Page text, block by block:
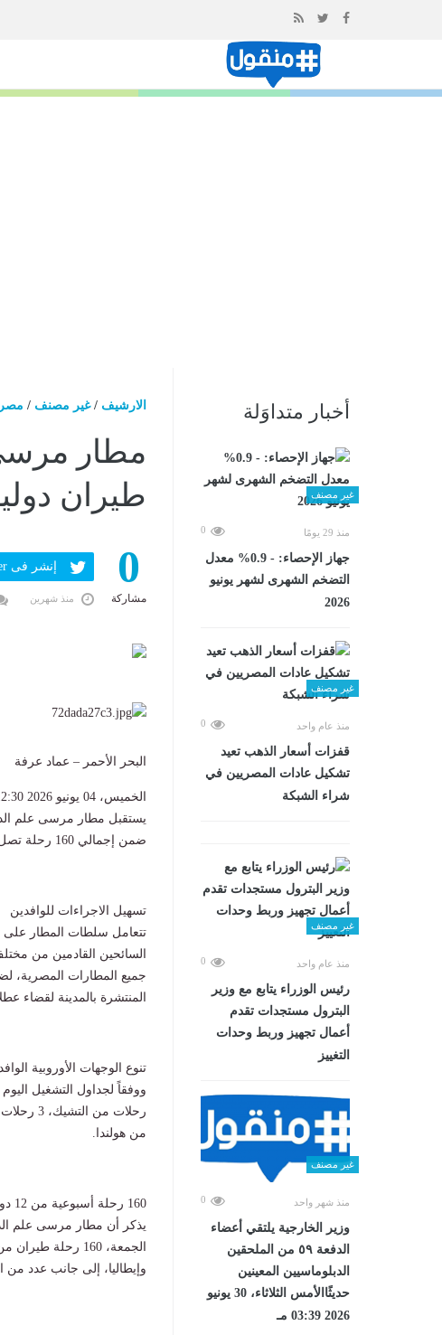
المحتوى
أخبار متداوَلة
غير مصنف
منذ 29 يومًا 0
جهاز الإحصاء: - 0.9% معدل
التضخم الشهرى لشهر يونيو
2026
غير مصنف
منذ عام واحد 0
قفزات أسعار الذهب تعيد
تشكيل عادات المصريين في
شراء الشبكة
غير مصنف
منذ عام واحد 0
رئيس الوزراء يتابع مع وزير
البترول مستجدات تقدم
أعمال تجهيز وربط وحدات
التغييز
غير مصنف
منذ شهر واحد 0
وزير الخارجية يلتقي أعضاء
الدفعة ٥٩ من الملحقين
الدبلوماسيين المعينين
حديثًاالأمس الثلاثاء، 30 يونيو
2026 03:39 مـ
الارشيف /غير مصنف / مصر
طيران
0
مشاركة
إنشر فى Twitter
منذ شهرين
البحر الأحمر – عماد عرفة
الخميس، 04 يونيو 2026 12:30 ص
ضمن إجمالي 160 رحلة تصل المطار خلال الأسبوع الجاري، بداية من السبت الماضى حتى غدا الجمعة.
تسهيل الاجراءات للوافدين
تتعامل سلطات المطار على
السائحين القادمين من
جميع المطارات المصرية،
المنتشرة بالمدينة لقضاء
تنوع الوجهات الأوروبية
رحلات من التشيك، 3 رحلات من
من هولندا.
160 رحلة أسبوعية من 12 دولة
يذكر أن مطار مرسى علم
وإيطاليا، إلى جانب عدد من